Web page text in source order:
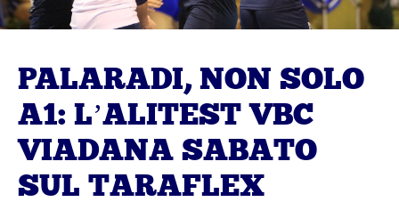
PALARADI, NON SOLO
A1: L’ALITEST VBC
VIADANA SABATO
SUL TARAFLEX